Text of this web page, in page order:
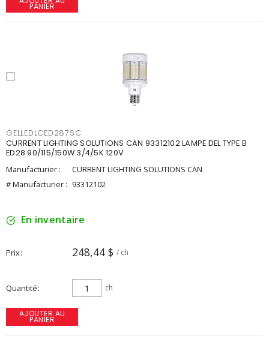
PANIER
GELLEDLCED287SC
CURRENT LIGHTING SOLUTIONS CAN 93312102 LAMPE DEL TYPE B
ED28 90/115/150W 3/4/5K 120V
Manufacturier :
CURRENT LIGHTING SOLUTIONS CAN
# Manufacturier : 93312102
En inventaire
Prix 248,44 $ / ch
Quantité ch
AJOUTER AU
PANIER